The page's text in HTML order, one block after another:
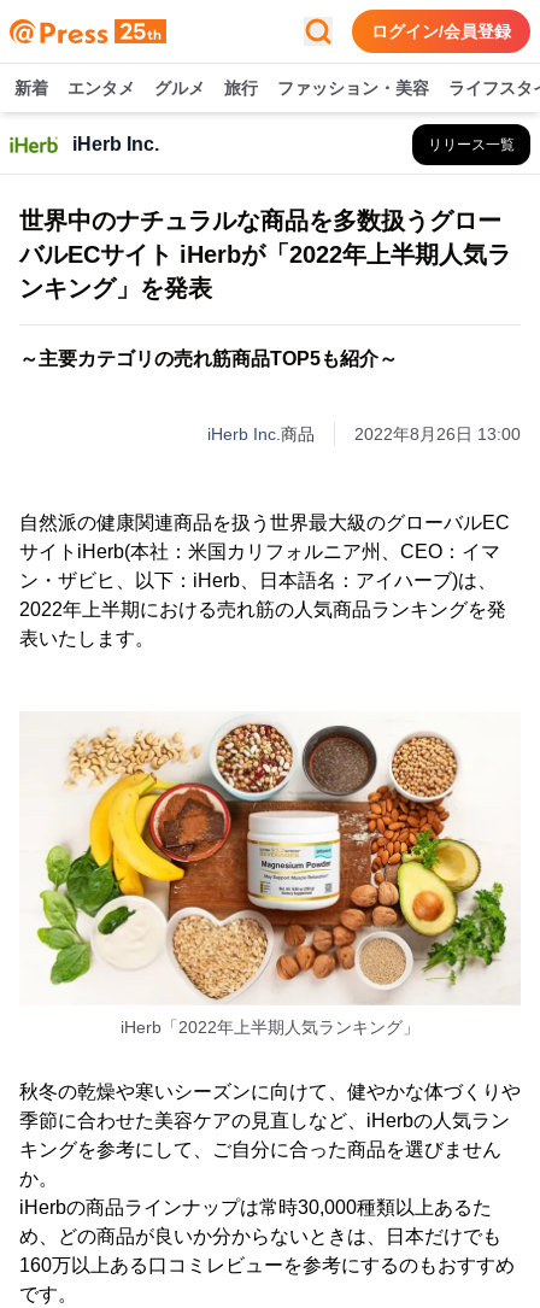
ログイン/会員登録
新着 エンタメ グルメ 旅行 ファッション・美容 ライフスタ
iHerb Inc. リリース一覧
世界中のナチュラルな商品を多数扱うグロー
バルECサイト iHerbが「2022年上半期人気ラ
ンキング」を発表
～主要カテゴリの売れ筋商品TOP5も紹介～
iHerb Inc. 商品 2022年8月26日 13:00
自然派の健康関連商品を扱う世界最大級のグローバルEC
サイトiHerb(本社：米国カリフォルニア州、CEO：イマ
ン・ザビヒ、以下：iHerb、日本語名：アイハーブ)は、
2022年上半期における売れ筋の人気商品ランキングを発
表いたします。
iHerb「2022年上半期人気ランキング」
秋冬の乾燥や寒いシーズンに向けて、健やかな体づくりや
季節に合わせた美容ケアの見直しなど、iHerbの人気ラン
キングを参考にして、ご自分に合った商品を選びません
か。
iHerbの商品ラインナップは常時30,000種類以上あるた
め、どの商品が良いか分からないときは、日本だけでも
160万以上ある口コミレビューを参考にするのもおすすめ
です。